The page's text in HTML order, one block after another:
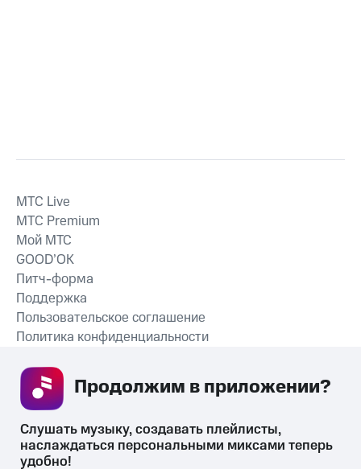
СКАЧАТЬ ПРИЛОЖЕНИЕ
MTС Live
MTС Premium
Мой МТС
GOOD’OK
Питч-форма
Поддержка
Пользовательское соглашение
Политика конфиденциальности
Слушать музыку, создавать плейлисты,
наслаждаться персональными миксами теперь
удобно!